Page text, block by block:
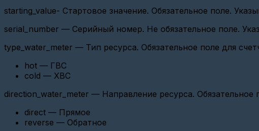
шлюзов
Настройка
базовой
Вега
на
Nekta.Cloud(SSH)
FAQ
(устройства)
Конфигурация
параметров
starting_value- Стартовое значение. Обязательное поле.
serial_number — Серийный номер. Не обязательное поле.
type_water_meter — Тип ресурса. Обязательное поле для
hot — ГВС
cold — ХВС
direction_water_meter — Направление ресурса.
direct — Прямое
reverse — Обратное